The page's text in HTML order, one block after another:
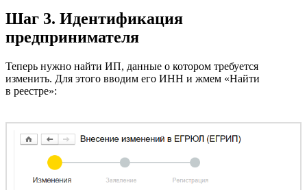
Шаг 3. Идентификация
предпринимателя
Теперь нужно найти ИП, данные о котором требуется
изменить. Для этого вводим его ИНН и жмем «Найти
в реестре»: